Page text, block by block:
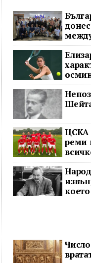
обрат
ЦСКА
реми